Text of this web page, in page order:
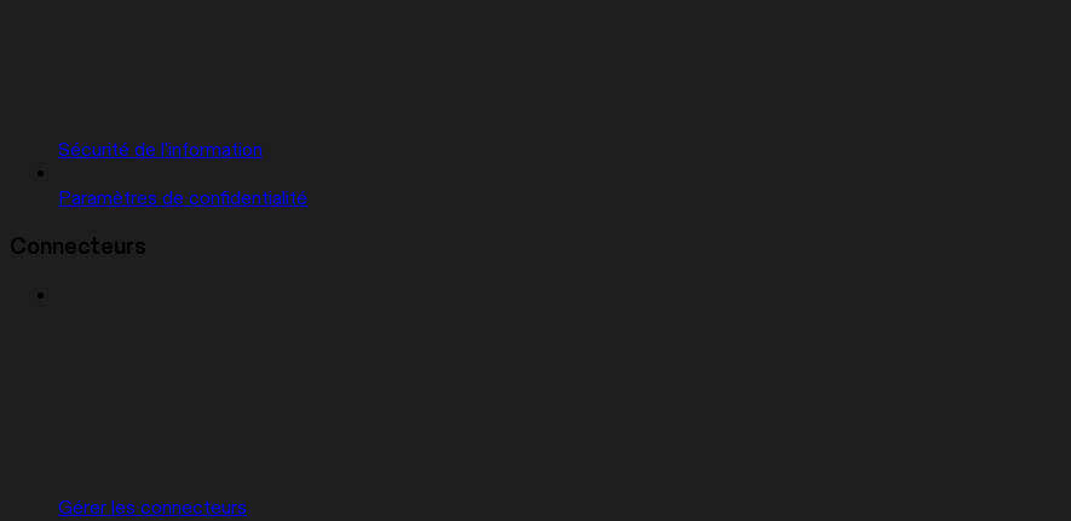
Sécurité de l'information
Paramètres de confidentialité
Connecteurs
Gérer les connecteurs